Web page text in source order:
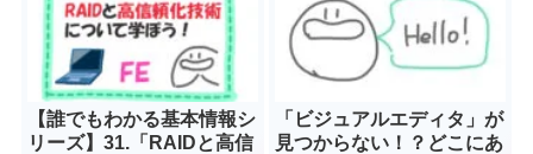
【誰でもわかる基本情報シ
リーズ】31.「RAIDと高信
「ビジュアルエディタ」が
見つからない！？どこにあ